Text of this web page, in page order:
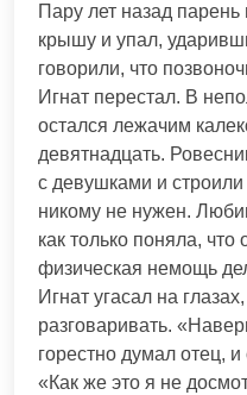
Пару лет назад
крышу и упал,
говорили, что
Игнат перестал. В
остался лежачим
девятнадцать.
с девушками и
никому не нужен.
как только поняла, что
физическая немощь
Игнат угасал на
разговаривать.
горестно думал отец,
«Как же это я не